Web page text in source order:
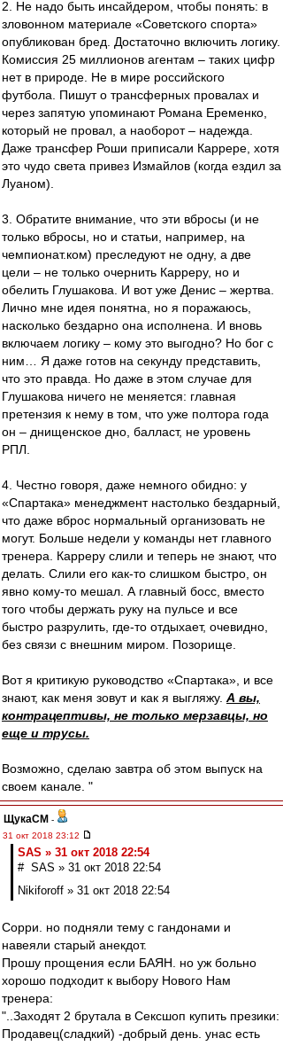
2. Не надо быть инсайдером, чтобы понять: в
зловонном материале «Советского спорта»
опубликован бред. Достаточно включить логику.
Комиссия 25 миллионов агентам – таких цифр
нет в природе. Не в мире российского
футбола. Пишут о трансферных провалах и
через запятую упоминают Романа Еременко,
который не провал, а наоборот – надежда.
Даже трансфер Роши приписали Каррере, хотя
это чудо света привез Измайлов (когда ездил за
Луаном).
3. Обратите внимание, что эти вбросы (и не
только вбросы, но и статьи, например, на
чемпионат.ком) преследуют не одну, а две
цели – не только очернить Карреру, но и
обелить Глушакова. И вот уже Денис – жертва.
Лично мне идея понятна, но я поражаюсь,
насколько бездарно она исполнена. И вновь
включаем логику – кому это выгодно? Но бог с
ним… Я даже готов на секунду представить,
что это правда. Но даже в этом случае для
Глушакова ничего не меняется: главная
претензия к нему в том, что уже полтора года
он – днищенское дно, балласт, не уровень
РПЛ.
4. Честно говоря, даже немного обидно: у
«Спартака» менеджмент настолько бездарный,
что даже вброс нормальный организовать не
могут. Больше недели у команды нет главного
тренера. Карреру слили и теперь не знают, что
делать. Слили его как-то слишком быстро, он
явно кому-то мешал. А главный босс, вместо
того чтобы держать руку на пульсе и все
быстро разрулить, где-то отдыхает, очевидно,
без связи с внешним миром. Позорище.
Вот я критикую руководство «Спартака», и все
знают, как меня зовут и как я выгляжу. А вы,
контрацептивы, не только мерзавцы, но
еще и трусы.
Возможно, сделаю завтра об этом выпуск на
своем канале. "
ЩукаСМ -
31 окт 2018 23:12
SAS » 31 окт 2018 22:54
# SAS » 31 окт 2018 22:54
Nikiforoff » 31 окт 2018 22:54
Сорри. но подняли тему с гандонами и
навеяли старый анекдот.
Прошу прощения если БАЯН. но уж больно
хорошо подходит к выбору Нового Нам
тренера:
"..Заходят 2 брутала в Сексшоп купить презики:
Продавец(сладкий) -добрый день. унас есть